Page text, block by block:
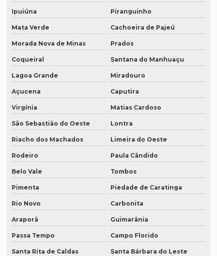
Ipuiúna Piranguinho
Mata Verde Cachoeira de Pajeú
Morada Nova de Minas Prados
Coqueiral Santana do Manhuaçu
Lagoa Grande Miradouro
Açucena Caputira
Virgínia Matias Cardoso
São Sebastião do Oeste Lontra
Riacho dos Machados Limeira do Oeste
Rodeiro Paula Cândido
Belo Vale Tombos
Pimenta Piedade de Caratinga
Rio Novo Carbonita
Araporã Guimarânia
Passa Tempo Campo Florido
Santa Rita de Caldas Santa Bárbara do Leste